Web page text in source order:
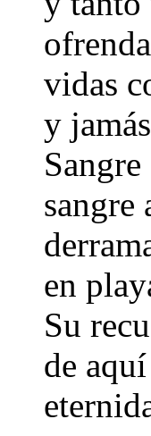
vidas
y
sangre
en
Su
de